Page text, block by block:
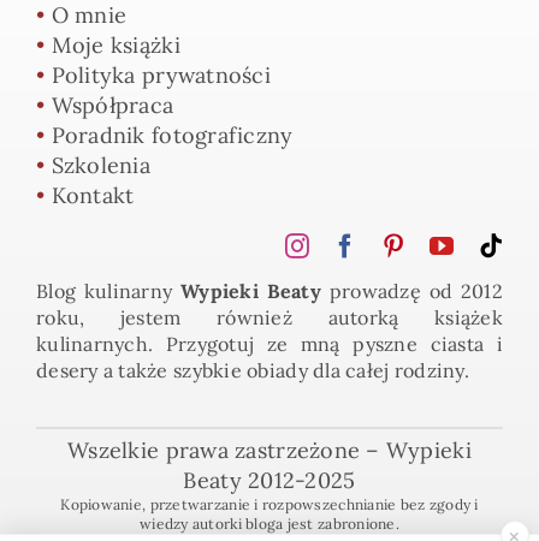
• O mnie
• Moje książki
• Polityka prywatności
• Współpraca
• Poradnik fotograficzny
• Szkolenia
• Kontakt
Blog kulinarny Wypieki Beaty prowadzę od 2012
roku, jestem również autorką książek
kulinarnych. Przygotuj ze mną pyszne ciasta i
desery a także szybkie obiady dla całej rodziny.
Wszelkie prawa zastrzeżone – Wypieki
Beaty 2012-2025
Kopiowanie, przetwarzanie i rozpowszechnianie bez zgody i
wiedzy autorki bloga jest zabronione.
×